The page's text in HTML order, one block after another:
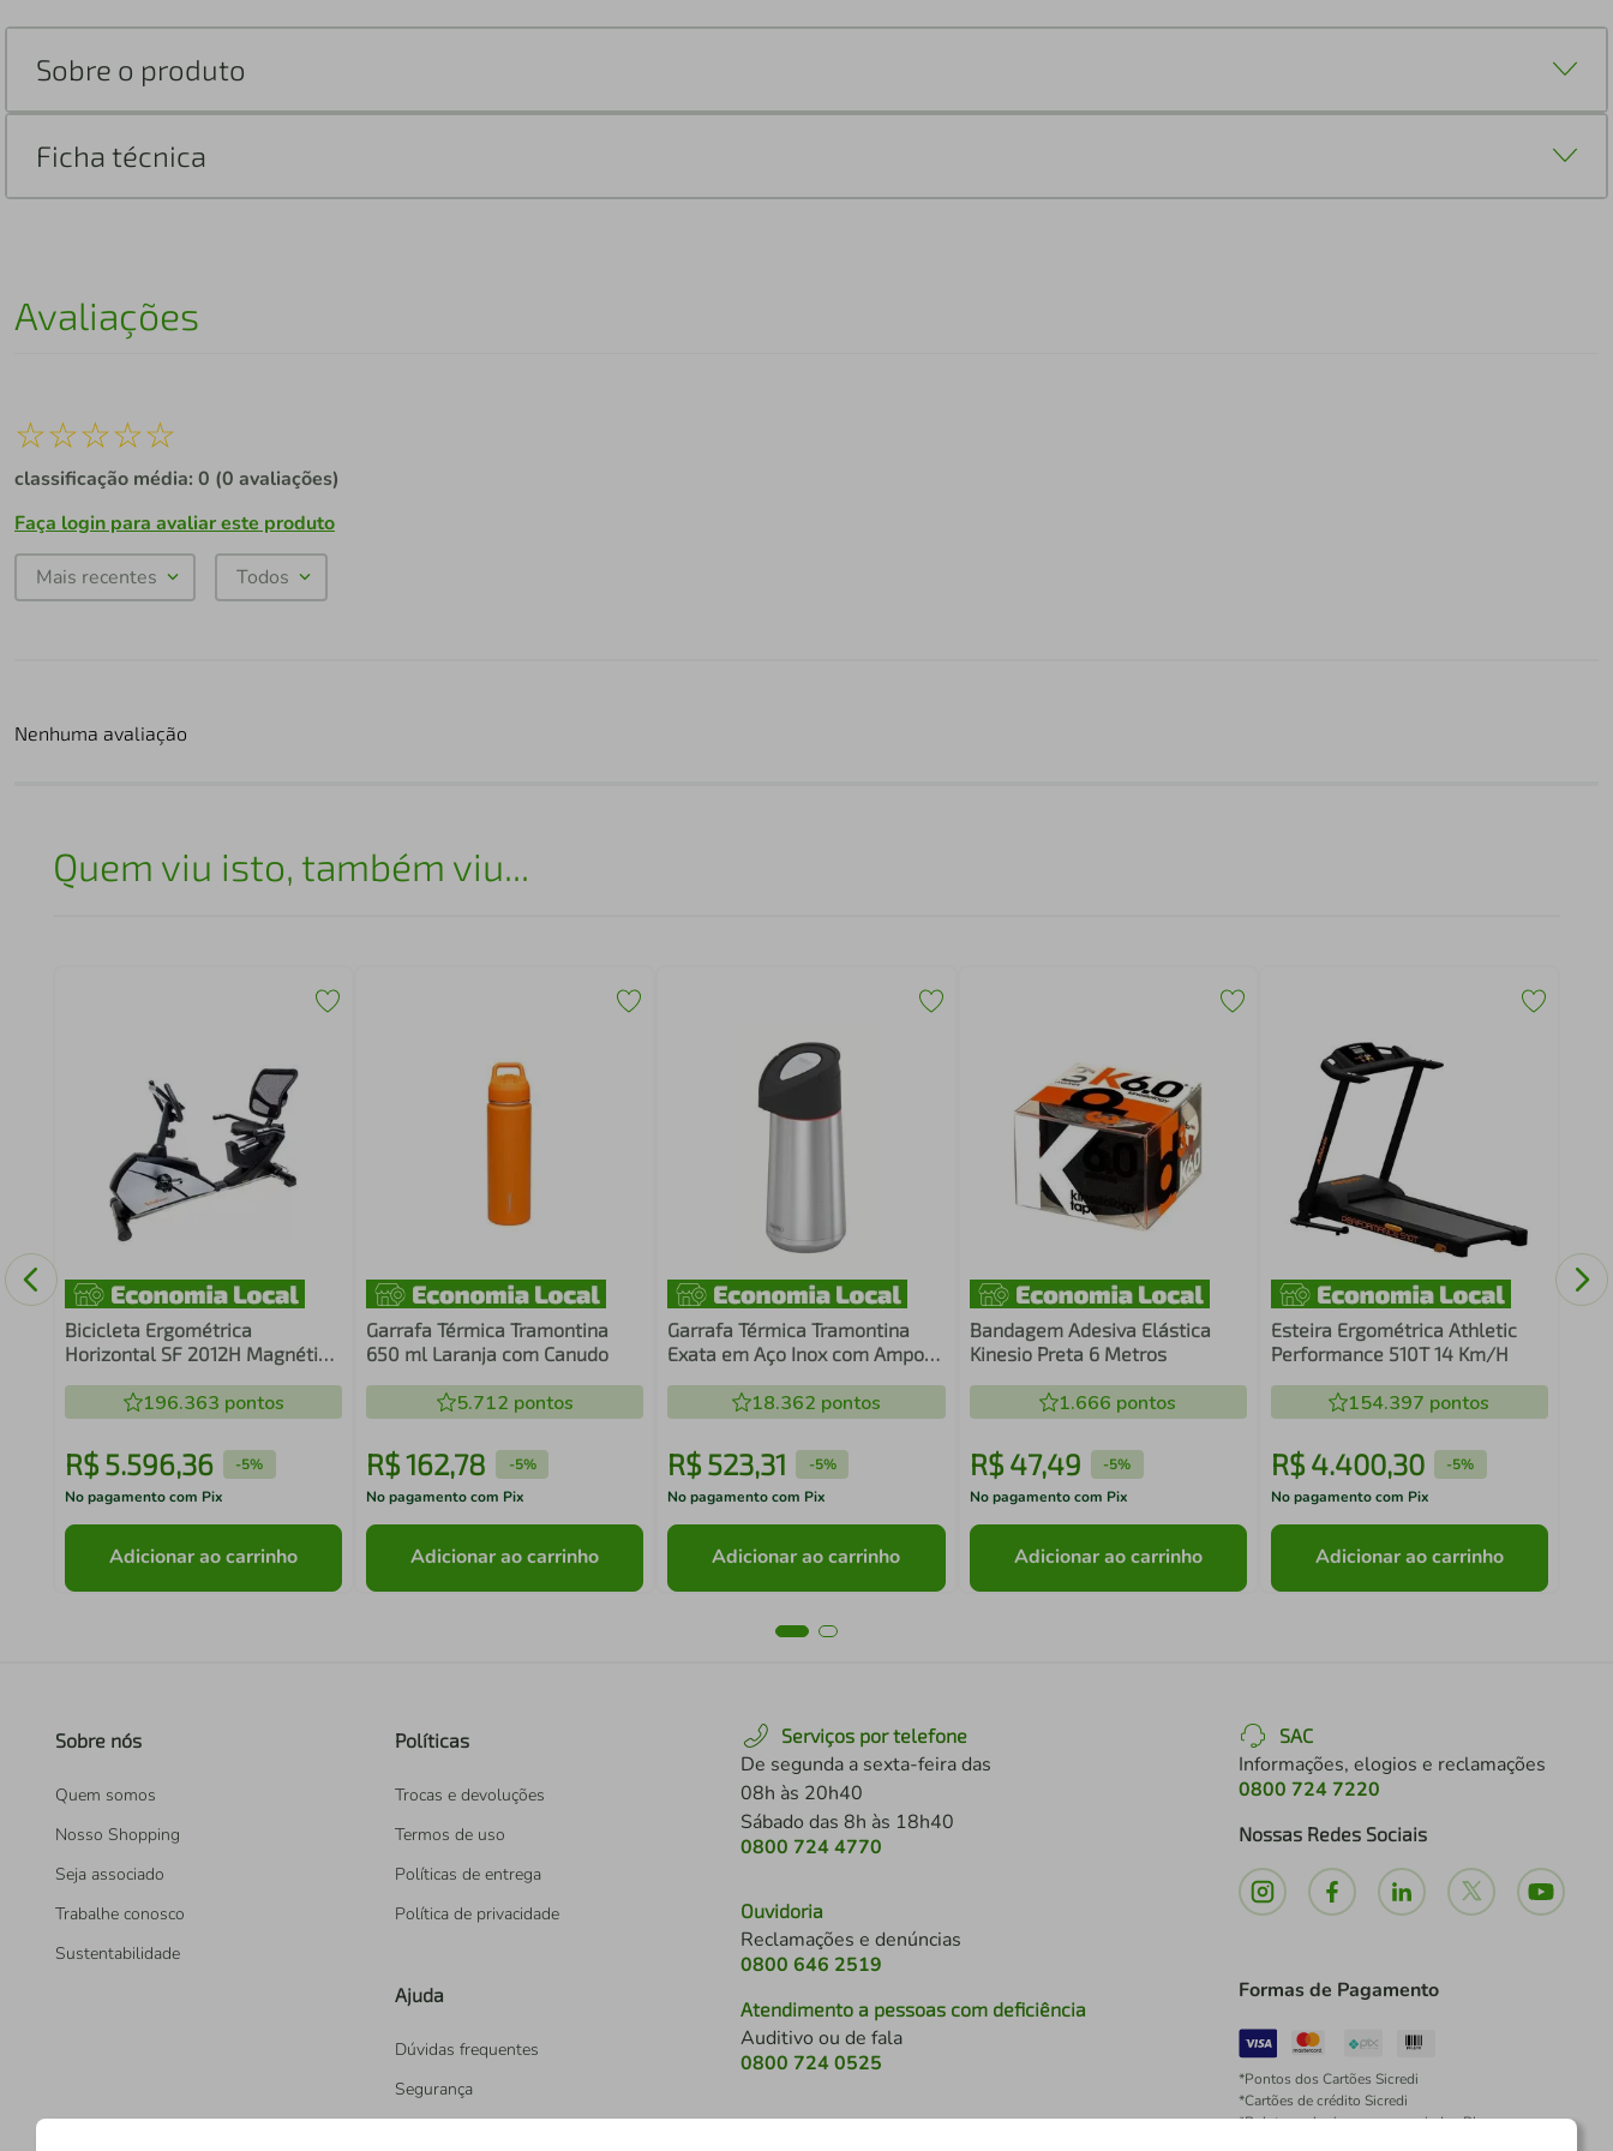
Sobre o produto
Ficha técnica
Avaliações
☆☆☆☆☆
classificação média: 0 (0 avaliações)
Faça login para avaliar este produto
Mais recentes Todos
Nenhuma avaliação
Quem viu isto, também viu...
Bicicleta Ergométrica
Horizontal SF 2012H Magnética
196.363 pontos
R$ 5.596,36 -5%
No pagamento com Pix
Adicionar ao carrinho
Garrafa Térmica Tramontina
650 ml Laranja com Canudo
5.712 pontos
R$162,78 -5%
No pagamento com Pix
Adicionar ao carrinho
Garrafa Térmica Tramontina
Exata em Aço Inox com Ampola
18.362 pontos
R$523,31 -5%
No pagamento com Pix
Adicionar ao carrinho
Bandagem Adesiva Elástica
Kinesio Preta 6 Metros
1.666 pontos
R$ 47,49 -5%
No pagamento com Pix
Adicionar ao carrinho
Esteira Ergométrica Athletic
Performance 510T 14 Km/H
154.397 pontos
R$ 4.400,30 -5%
No pagamento com Pix
Adicionar ao carrinho
Sobre nós
Quem somos
Nosso Shopping
Seja associado
Trabalhe conosco
Sustentabilidade
Políticas
Trocas e devoluções
Termos de uso
Políticas de entrega
Política de privacidade
Ajuda
Dúvidas frequentes
Segurança
Serviços por telefone
De segunda a sexta-feira das
08h às 20h40
Sábado das 8h às 18h40
0800 724 4770
Ouvidoria
Reclamações e denúncias
0800 646 2519
Atendimento a pessoas com deficiência
Auditivo ou de fala
0800 724 0525
SAC
Informações, elogios e reclamações
0800 724 7220
Nossas Redes Sociais
Formas de Pagamento
*Pontos dos Cartões Sicredi
*Cartões de crédito Sicredi
*Boleto exclusivo para associados PJ